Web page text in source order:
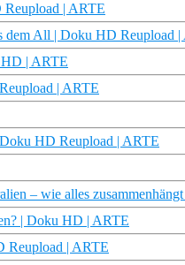
Reupload | ARTE
dem All | Doku HD Reupload
HD | ARTE
| ARTE
HD Reupload | ARTE
– wie alles
| Doku HD | ARTE
Reupload | ARTE